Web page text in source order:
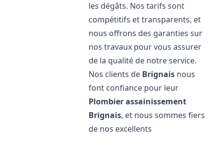
les dégâts. Nos tarifs sont
compétitifs et transparents, et
nous offrons des garanties sur
nos travaux pour vous assurer
de la qualité de notre service.
Nos clients de Brignais nous
font confiance pour leur
Plombier assainissement
Brignais, et nous sommes fiers
de nos excellents